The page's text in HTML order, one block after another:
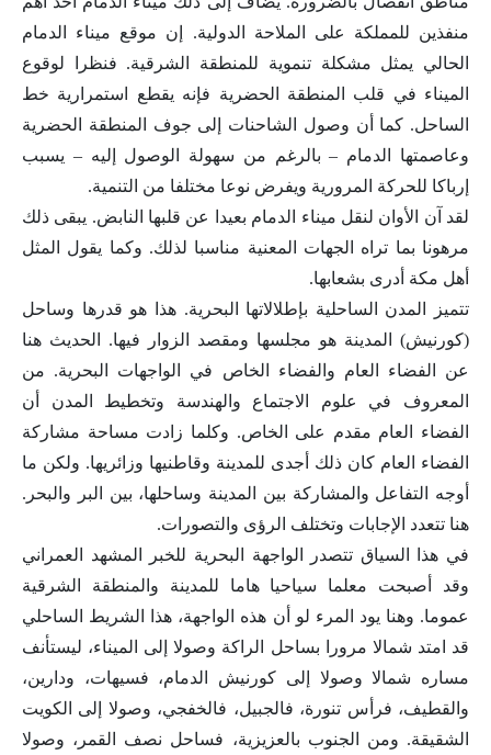
منفذين للمملكة على الملاحة الدولية. إن موقع ميناء الدمام
الحالي يمثل مشكلة تنموية للمنطقة الشرقية. فنظرا لوقوع
الميناء في قلب المنطقة الحضرية فإنه يقطع استمرارية خط
الساحل. كما أن وصول الشاحنات إلى جوف المنطقة الحضرية
وعاصمتها الدمام – بالرغم من سهولة الوصول إليه – يسبب
إرباكا للحركة المرورية ويفرض نوعا مختلفا من التنمية.
لقد آن الأوان لنقل ميناء الدمام بعيدا عن قلبها النابض. يبقى ذلك
مرهونا بما تراه الجهات المعنية مناسبا لذلك. وكما يقول المثل
أهل مكة أدرى بشعابها.
تتميز المدن الساحلية بإطلالاتها البحرية. هذا هو قدرها وساحل
(كورنيش) المدينة هو مجلسها ومقصد الزوار فيها. الحديث هنا
عن الفضاء العام والفضاء الخاص في الواجهات البحرية. من
المعروف في علوم الاجتماع والهندسة وتخطيط المدن أن
الفضاء العام مقدم على الخاص. وكلما زادت مساحة مشاركة
الفضاء العام كان ذلك أجدى للمدينة وقاطنيها وزائريها. ولكن ما
أوجه التفاعل والمشاركة بين المدينة وساحلها، بين البر والبحر.
هنا تتعدد الإجابات وتختلف الرؤى والتصورات.
في هذا السياق تتصدر الواجهة البحرية للخبر المشهد العمراني
وقد أصبحت معلما سياحيا هاما للمدينة والمنطقة الشرقية
عموما. وهنا يود المرء لو أن هذه الواجهة، هذا الشريط الساحلي
قد امتد شمالا مرورا بساحل الراكة وصولا إلى الميناء، ليستأنف
مساره شمالا وصولا إلى كورنيش الدمام، فسيهات، ودارين،
والقطيف، فرأس تنورة، فالجبيل، فالخفجي، وصولا إلى الكويت
الشقيقة. ومن الجنوب بالعزيزية، فساحل نصف القمر، وصولا